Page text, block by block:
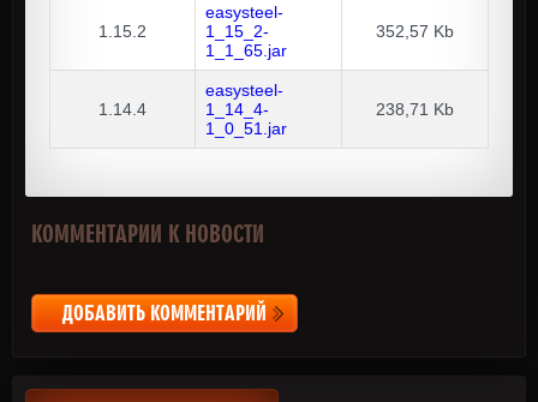
1.15.2
easysteel-
1_15_2-
1_1_65.jar
352,57 Kb
1.14.4
easysteel-
1_14_4-
1_0_51.jar
238,71 Kb
КОММЕНТАРИИ К НОВОСТИ
ДОБАВИТЬ КОММЕНТАРИЙ